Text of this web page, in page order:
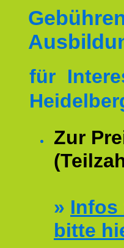
für
Zur
» Infos
bitte